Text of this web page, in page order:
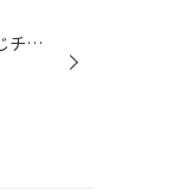
日頃より、タイヤ館をご利用いただき、ありがとうございます。 さて、当店と同じチェーン店の近隣タイヤ館店舗で作業いたしましたタイヤ取り付け作業をご紹介します。 （WEB掲載をご快諾いただきましたお客様！大変感謝しております。 いつもご愛顧いただき誠にありがとうございます！！） おクルマ...